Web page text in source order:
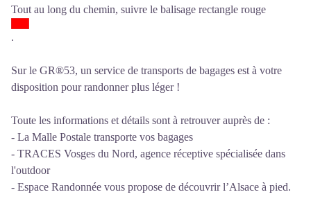
Tout au long du chemin, suivre le balisage rectangle rouge
.
Sur le GR®53, un service de transports de bagages est à votre
disposition pour randonner plus léger !
Toute les informations et détails sont à retrouver auprès de :
- La Malle Postale transporte vos bagages
- TRACES Vosges du Nord, agence réceptive spécialisée dans
l'outdoor
- Espace Randonnée vous propose de découvrir l’Alsace à pied.